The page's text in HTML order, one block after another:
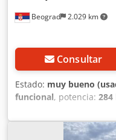
recursos para todos los
equipos, fácilmente
Beograd 2.029 km
Consultar
Estado: muy bueno
funcional, potencia: 284
2007, número de
El dúmper está en